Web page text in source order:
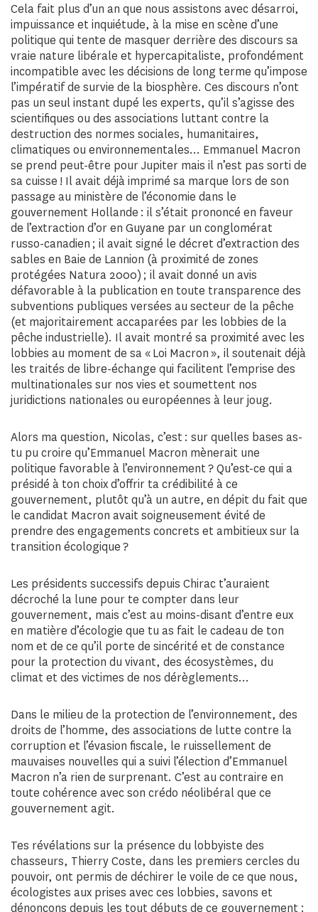
Cela fait plus d’un an que nous assistons avec désarroi,
impuissance et inquiétude, à la mise en scène d’une
politique qui tente de masquer derrière des discours sa
vraie nature libérale et hypercapitaliste, profondément
incompatible avec les décisions de long terme qu’impose
l’impératif de survie de la biosphère. Ces discours n’ont
pas un seul instant dupé les experts, qu’il s’agisse des
scientifiques ou des associations luttant contre la
destruction des normes sociales, humanitaires,
climatiques ou environnementales… Emmanuel Macron
se prend peut-être pour Jupiter mais il n’est pas sorti de
sa cuisse ! Il avait déjà imprimé sa marque lors de son
passage au ministère de l’économie dans le
gouvernement Hollande : il s’était prononcé en faveur
de l’extraction d’or en Guyane par un conglomérat
russo-canadien ; il avait signé le décret d’extraction des
sables en Baie de Lannion (à proximité de zones
protégées Natura 2000) ; il avait donné un avis
défavorable à la publication en toute transparence des
subventions publiques versées au secteur de la pêche
(et majoritairement accaparées par les lobbies de la
pêche industrielle). Il avait montré sa proximité avec les
lobbies au moment de sa « Loi Macron », il soutenait déjà
les traités de libre-échange qui facilitent l’emprise des
multinationales sur nos vies et soumettent nos
juridictions nationales ou européennes à leur joug.
Alors ma question, Nicolas, c’est : sur quelles bases as-
tu pu croire qu’Emmanuel Macron mènerait une
politique favorable à l’environnement ? Qu’est-ce qui a
présidé à ton choix d’offrir ta crédibilité à ce
gouvernement, plutôt qu’à un autre, en dépit du fait que
le candidat Macron avait soigneusement évité de
prendre des engagements concrets et ambitieux sur la
transition écologique ?
Les présidents successifs depuis Chirac t’auraient
décroché la lune pour te compter dans leur
gouvernement, mais c’est au moins-disant d’entre eux
en matière d’écologie que tu as fait le cadeau de ton
nom et de ce qu’il porte de sincérité et de constance
pour la protection du vivant, des écosystèmes, du
climat et des victimes de nos dérèglements…
Dans le milieu de la protection de l’environnement, des
droits de l’homme, des associations de lutte contre la
corruption et l’évasion fiscale, le ruissellement de
mauvaises nouvelles qui a suivi l’élection d’Emmanuel
Macron n’a rien de surprenant. C’est au contraire en
toute cohérence avec son crédo néolibéral que ce
gouvernement agit.
Tes révélations sur la présence du lobbyiste des
chasseurs, Thierry Coste, dans les premiers cercles du
pouvoir, ont permis de déchirer le voile de ce que nous,
écologistes aux prises avec ces lobbies, savons et
dénonçons depuis les tout débuts de ce gouvernement :